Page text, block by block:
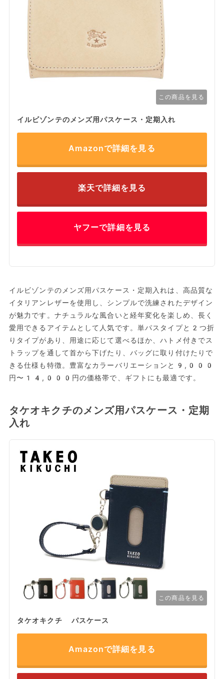
この商品を見る
イルビゾンテのメンズ用パスケース・定期入れ
Amazonで詳細を見る
楽天で詳細を見る
ヤフーで詳細を見る
イルビゾンテのメンズ用パスケース・定期入れは、高品質な
イタリアンレザーを使用し、シンプルで洗練されたデザイン
が魅力です。ナチュラルな風合いと経年変化を楽しめ、長く
愛用できるアイテムとして人気です。単パスタイプと2つ折
りタイプがあり、用途に応じて選べるほか、ハトメ付きでス
トラップを通して首から下げたり、バッグに取り付けたりで
きる仕様も特徴。豊富なカラーバリエーションと9,000
円〜14,000円の価格帯で、ギフトにも最適です。
タケオキクチのメンズ用パスケース・定期
入れ
この商品を見る
タケオキクチ パスケース
Amazonで詳細を見る